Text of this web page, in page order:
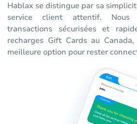
Hablax se distingue par sa
service client attentif. Nous
transactions sécurisées et
recharges Gift Cards au
meilleure option pour rester